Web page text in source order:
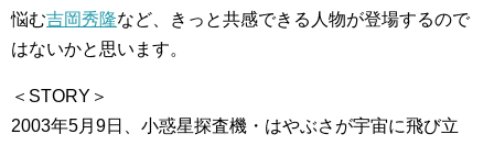
悩む吉岡秀隆など、きっと共感できる人物が登場するので
はないかと思います。
＜STORY＞
2003年5月9日、小惑星探査機・はやぶさが宇宙に飛び立